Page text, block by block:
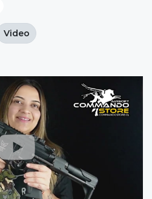
Video